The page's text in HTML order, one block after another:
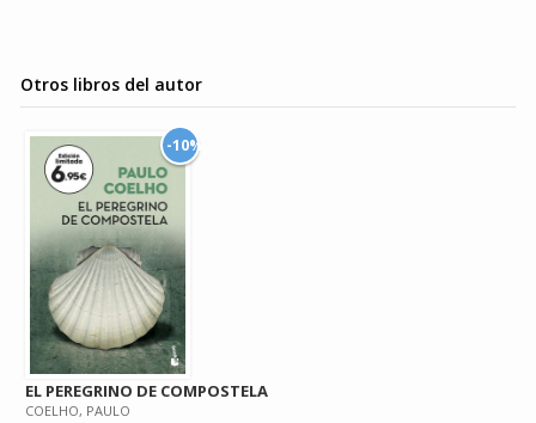
Otros libros del autor
-10%
EL PEREGRINO DE COMPOSTELA
COELHO, PAULO